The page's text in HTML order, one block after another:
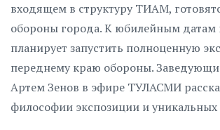
входящем в структуру ТИАМ,
обороны города. К юбилейным датам
планирует запустить полноценную
переднему краю обороны.
Артем Зенов в эфире ТУЛАСМИ
философии экспозиции и уникальных